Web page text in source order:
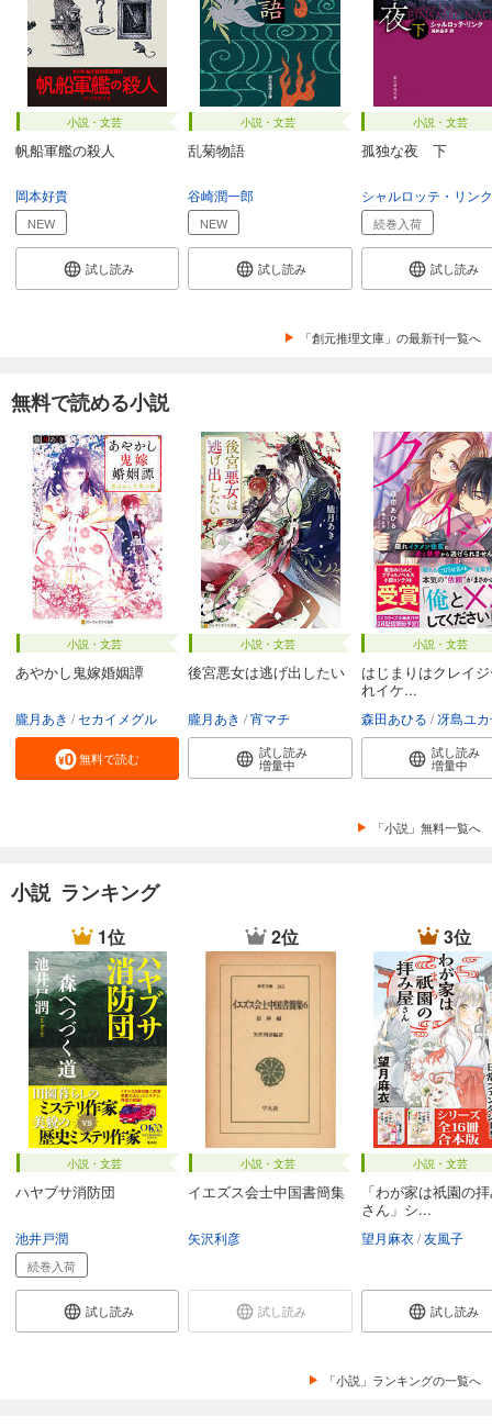
小説・文芸
帆船軍艦の殺人
岡本好貴
NEW
試し読み
小説・文芸
乱菊物語
谷崎潤一郎
NEW
試し読み
小説・文芸
孤独な夜 下
シャルロッテ・リンク
続巻入荷
試し読み
「創元推理文庫」の最新刊一覧へ
無料で読める小説
小説・文芸
あやかし鬼嫁婚姻譚
朧月あき セカイメグル
無料で読む
小説・文芸
後宮悪女は逃げ出したい
朧月あき 宵マチ
試し読み
増量中
小説・文芸
はじまりはクレイ
れイケ...
森田あひる 冴島ユ
試し読み
増量中
「小説」無料一覧へ
小説 ランキング
1位
小説・文芸
ハヤブサ消防団
池井戸潤
続巻入荷
試し読み
2位
小説・文芸
イエズス会士中国書簡集
矢沢利彦
試し読み
3位
小説・文芸
「わが家は祇園の
さん」シ...
望月麻衣 友風子
試し読み
「小説」ランキングの一覧へ